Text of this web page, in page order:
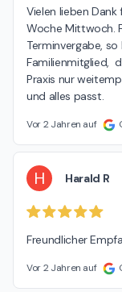
Vielen lieben
Woche Mittwoch.
Terminvergabe,
Familienmitglied,
Praxis nur
und alles passt.
Vor 2 Jahren auf
H Harald R
Freundlicher
Vor 2 Jahren auf